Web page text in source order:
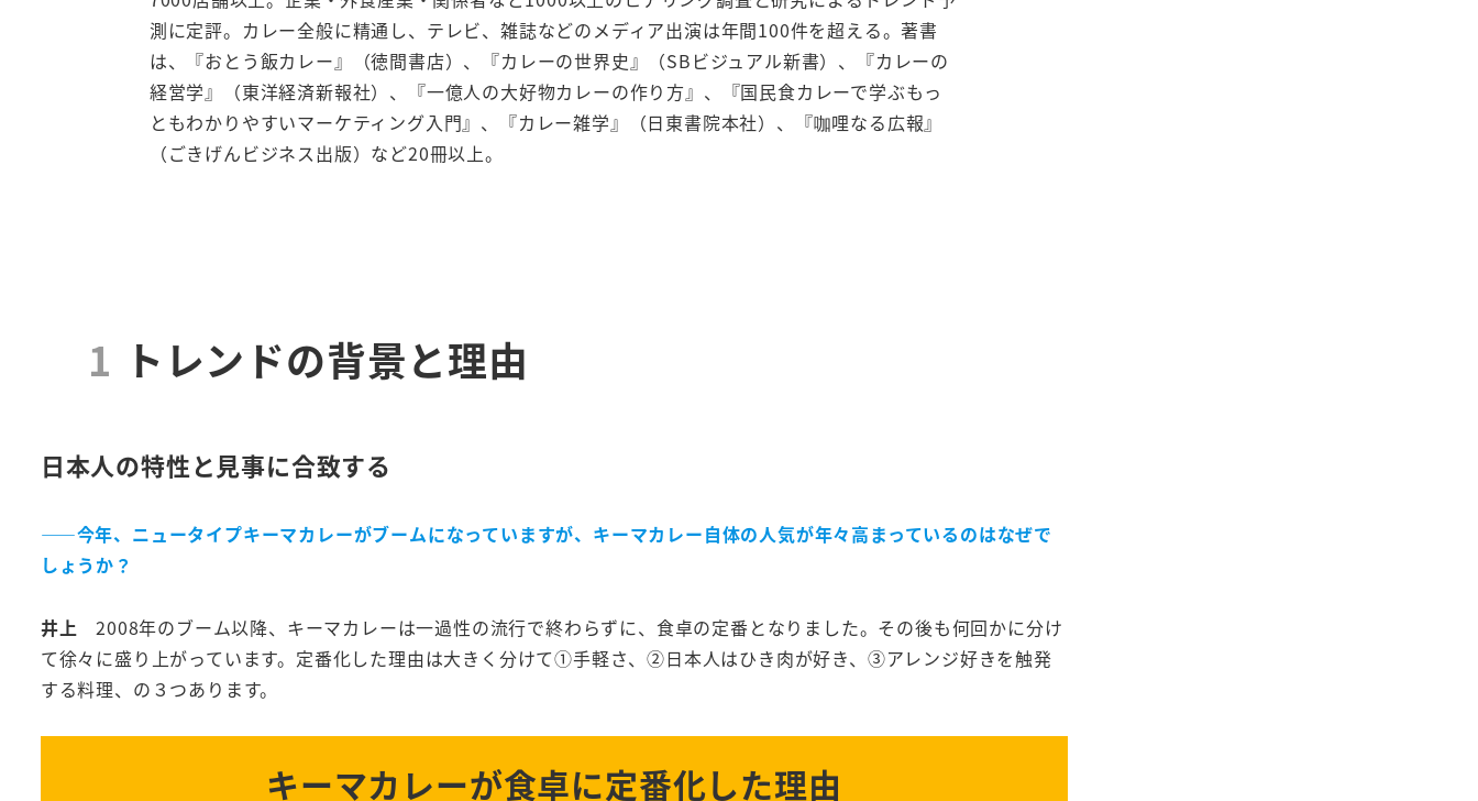
測に定評。カレー全般に精通し、テレビ、雑誌などのメディア出演は年間100件を超える。著書
は、『おとう飯カレー』（徳間書店）、『カレーの世界史』（SBビジュアル新書）、『カレーの
経営学』（東洋経済新報社）、『一億人の大好物カレーの作り方』、『国民食カレーで学ぶもっ
ともわかりやすいマーケティング入門』、『カレー雑学』（日東書院本社）、『咖哩なる広報』
（ごきげんビジネス出版）など20冊以上。
1 トレンドの背景と理由
日本人の特性と見事に合致する
――今年、ニュータイプキーマカレーがブームになっていますが、キーマカレー自体の人気が年々高まっているのはなぜで
しょうか？
井上2008年のブーム以降、キーマカレーは一過性の流行で終わらずに、食卓の定番となりました。その後も何回かに分け
て徐々に盛り上がっています。定番化した理由は大きく分けて①手軽さ、②日本人はひき肉が好き、③アレンジ好きを触発
する料理、の３つあります。
キーマカレーが食卓に定番化した理由